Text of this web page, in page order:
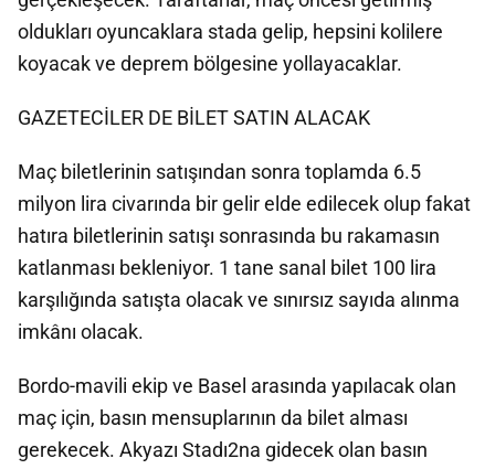
oldukları oyuncaklara stada gelip, hepsini kolilere
koyacak ve deprem bölgesine yollayacaklar.
GAZETECİLER DE BİLET SATIN ALACAK
Maç biletlerinin satışından sonra toplamda 6.5
milyon lira civarında bir gelir elde edilecek olup fakat
hatıra biletlerinin satışı sonrasında bu rakamasın
katlanması bekleniyor. 1 tane sanal bilet 100 lira
karşılığında satışta olacak ve sınırsız sayıda alınma
imkânı olacak.
Bordo-mavili ekip ve Basel arasında yapılacak olan
maç için, basın mensuplarının da bilet alması
gerekecek. Akyazı Stadı2na gidecek olan basın